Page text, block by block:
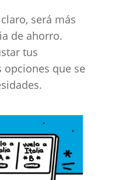
claro, será más
de ahorro.
tus
opciones que se